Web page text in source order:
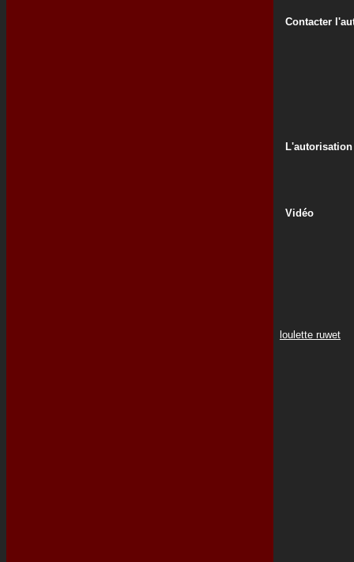
Contacter
L'autorisation
Vidéo
loulette ruwet